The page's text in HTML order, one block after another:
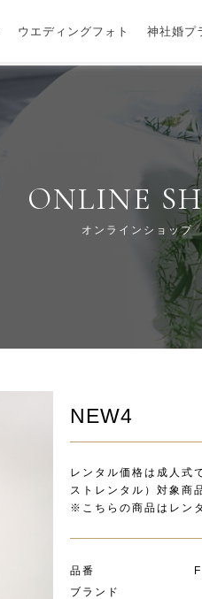
ウエディングフォト 神社婚プ
ONLINE
オンラインショップ
NEW4
レンタル価格は成人式
ストレンタル）対象商
※こちらの商品はレン
品番
ブランド